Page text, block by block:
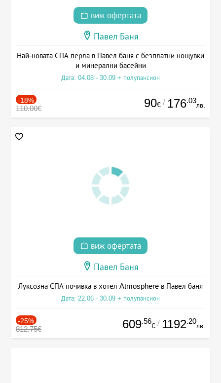
виж офертата
Павел Баня
Най-новата СПА перла в Павел баня с безплатни нощувки
и минерални басейни
Дата: 04.08 - 30.09 + полупансион
-18%
110.00€ 90€ / 176.03
лв.
виж офертата
Павел Баня
Луксозна СПА почивка в хотел Atmosphere в Павел баня
Дата: 22.06 - 30.09 + полупансион
-25%
812.75€ 609.56
€ / 1192.20
лв.